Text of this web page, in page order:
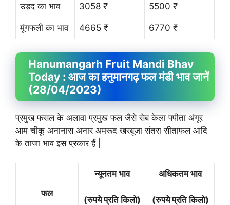
उड़द का भाव 3058 ₹ 5500 ₹
मूंगफली का भाव 4665 ₹ 6770 ₹
Hanumangarh Fruit Mandi Bhav
Today : आज का हनुमानगढ़ फल मंडी भाव जानें
(28/04/2023)
प्रमुख फसल के अलावा प्रमुख फल जैसे सेब केला पपीता अंगूर
आम चीकू अनानास अनार अमरूद खरबूजा संतरा सीताफल आदि
के ताजा भाव इस प्रकार हैं |
फल
न्यूनतम भाव
(रुपये प्रति किलो)
अधिकतम भाव
(रुपये प्रति किलो)